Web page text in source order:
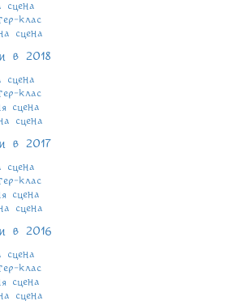
сцена
клас
сцена
в 2018
сцена
клас
сцена
сцена
в 2017
сцена
клас
сцена
сцена
в 2016
сцена
клас
сцена
сцена